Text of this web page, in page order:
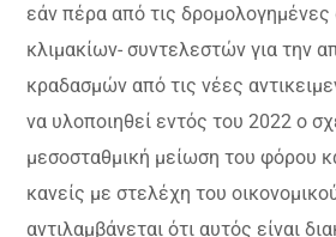
εάν πέρα από τις
κλιμακίων- συντελεστών για την
κραδασμών από τις νέες
να υλοποιηθεί εντός του 2022 ο
μεσοσταθμική μείωση του φόρου
κανείς με στελέχη του
αντιλαμβάνεται ότι αυτός είναι